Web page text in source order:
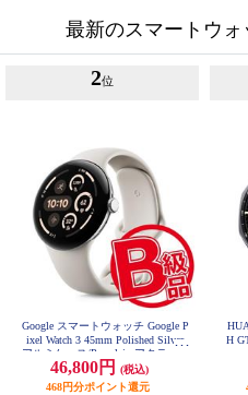
最新のスマートウ
2位
Google スマートウォッチ Google P
ixel Watch 3 45mm Polished Silver
アルミケース/Porcelain アクティブ
バンド Wi-Fiモデル GA05736US
46,800円
(税込)
468円分ポイント還元
H